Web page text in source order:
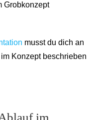
Grobkonzept
musst du dich an
Konzept beschrieben